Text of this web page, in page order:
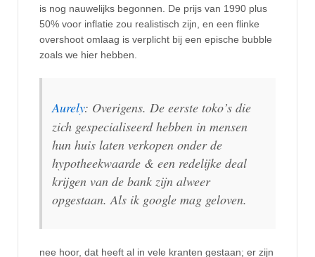
is nog nauwelijks begonnen. De prijs van 1990 plus
50% voor inflatie zou realistisch zijn, en een flinke
overshoot omlaag is verplicht bij een epische bubble
zoals we hier hebben.
Aurely: Overigens. De eerste toko’s die
zich gespecialiseerd hebben in mensen
hun huis laten verkopen onder de
hypotheekwaarde & een redelijke deal
krijgen van de bank zijn alweer
opgestaan. Als ik google mag geloven.
nee hoor, dat heeft al in vele kranten gestaan; er zijn